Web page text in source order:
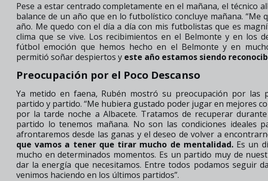
Pese a estar centrado completamente en el mañana, el técnico
balance de un año que en lo futbolístico concluye mañana. “Me
año. Me quedo con el día a día con mis futbolistas que es
clima que se vive. Los recibimientos en el Belmonte y en los
fútbol emoción que hemos hecho en el Belmonte y en
permitió soñar despiertos y este año estamos siendo
Preocupación por el Poco Descanso
Ya metido en faena, Rubén mostró su preocupación por las
partido y partido. “Me hubiera gustado poder jugar en mejores
por la tarde noche a Albacete. Tratamos de recuperar
partido lo tenemos mañana. No son las condiciones ideales
afrontaremos desde las ganas y el deseo de volver a
que vamos a tener que tirar mucho de mentalidad. Es un
mucho en determinados momentos. Es un partido muy de
dar la energía que necesitamos. Entre todos podamos seguir
venimos haciendo en los últimos partidos”.